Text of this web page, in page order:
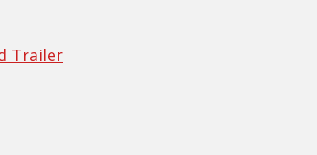
Trailer